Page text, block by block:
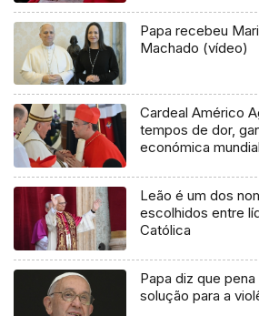
Papa recebeu
Machado (vídeo)
Cardeal Américo
tempos de dor,
económica mundial
Leão é um dos
escolhidos entre
Católica
Papa diz que
solução para a